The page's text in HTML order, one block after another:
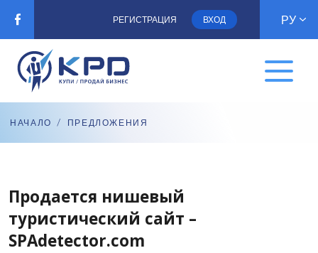
РЕГИСТРАЦИЯ ВХОД РУ
НАЧАЛО / ПРЕДЛОЖЕНИЯ
Продается нишевый
туристический сайт –
SPAdetector.com